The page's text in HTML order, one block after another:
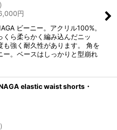
)
円
ビーニー。アクリル100%。
くら柔らかく編み込んだニッ
も強く耐久性があります。 角を
ー。ベースはしっかりと型崩れ
elastic waist shorts・
)